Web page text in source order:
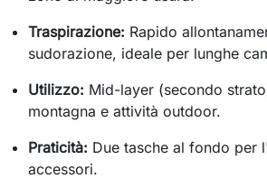
Traspirazione: Rapido
sudorazione, ideale per lunghe
Utilizzo: Mid-layer (secondo
montagna e attività outdoor.
Praticità: Due tasche al fondo per
accessori.